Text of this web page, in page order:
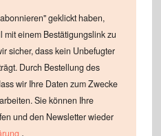
geklickt haben,
einem Bestätigungslink zu
sicher, dass kein Unbefugter
Durch Bestellung des
wir Ihre Daten zum Zwecke
Sie können Ihre
und den Newsletter wieder
.